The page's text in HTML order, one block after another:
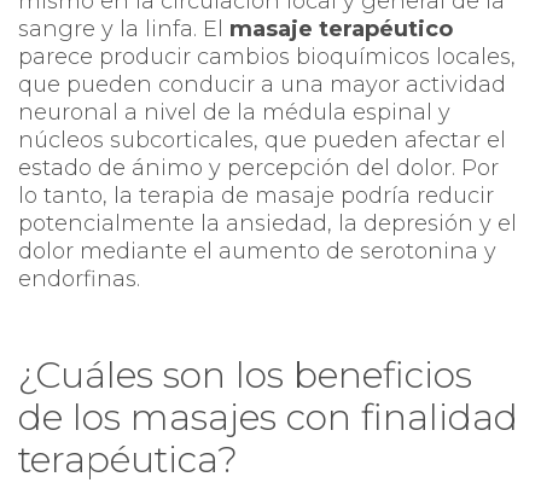
sangre y la linfa. El masaje terapéutico
parece producir cambios bioquímicos locales,
que pueden conducir a una mayor actividad
neuronal a nivel de la médula espinal y
núcleos subcorticales, que pueden afectar el
estado de ánimo y percepción del dolor. Por
lo tanto, la terapia de masaje podría reducir
potencialmente la ansiedad, la depresión y el
dolor mediante el aumento de serotonina y
endorfinas.
¿Cuáles son los beneficios
de los masajes con finalidad
terapéutica?